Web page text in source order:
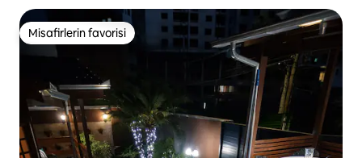
Misafirlerin favorisi
Misafirlerin favorisi